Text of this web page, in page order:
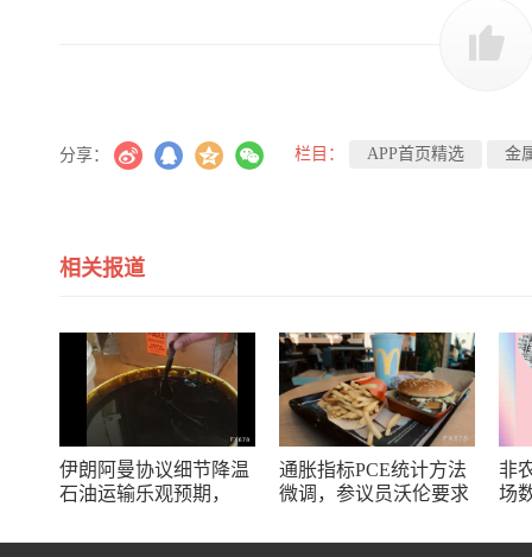
分享： 栏目： APP首页精选 金
相关报道
伊朗阿曼协议细节降温
石油运输乐观预期，
通胀指标PCE统计方法
微调，参议员沃伦要求
非
场